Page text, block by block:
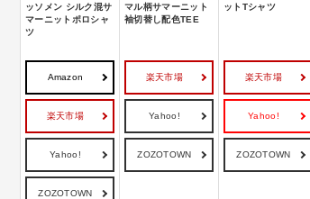
ッソメン シルク混サ
マーニットポロシャ
ツ
マル柄サマーニット
袖切替し配色TEE
ットTシャツ
Amazon
楽天市場
Yahoo!
ZOZOTOWN
楽天市場
Yahoo!
ZOZOTOWN
楽天市場
Yahoo!
ZOZOTOWN